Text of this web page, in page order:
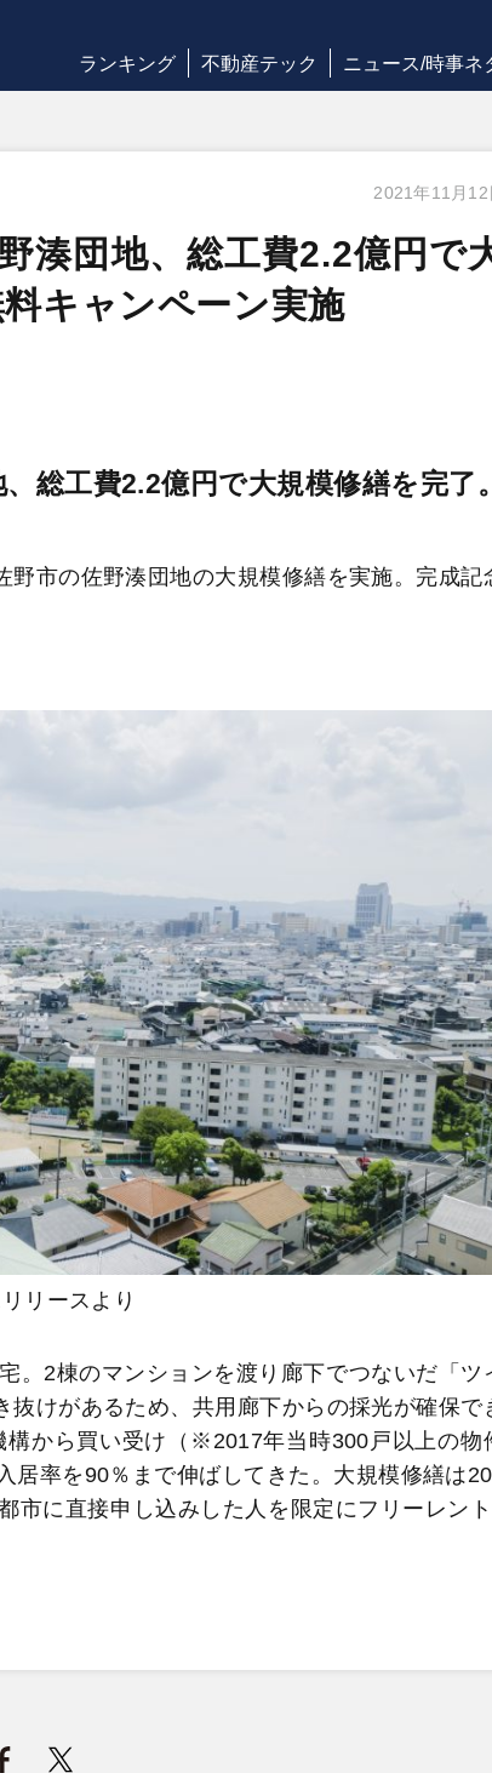
ランキング 不動産テック ニュース/時事ネ
2021年11月12
湊団地、総工費2.2億円で
キャンペーン実施
総工費2.2億円で大規模修繕を完了
市の佐野湊団地の大規模修繕を実施。完成記
リースより
。2棟のマンションを渡り廊下でつないだ「ツ
けがあるため、共用廊下からの採光が確保で
から買い受け（※2017年当時300戸以上の物
居率を90％まで伸ばしてきた。大規模修繕は
市に直接申し込みした人を限定にフリーレン